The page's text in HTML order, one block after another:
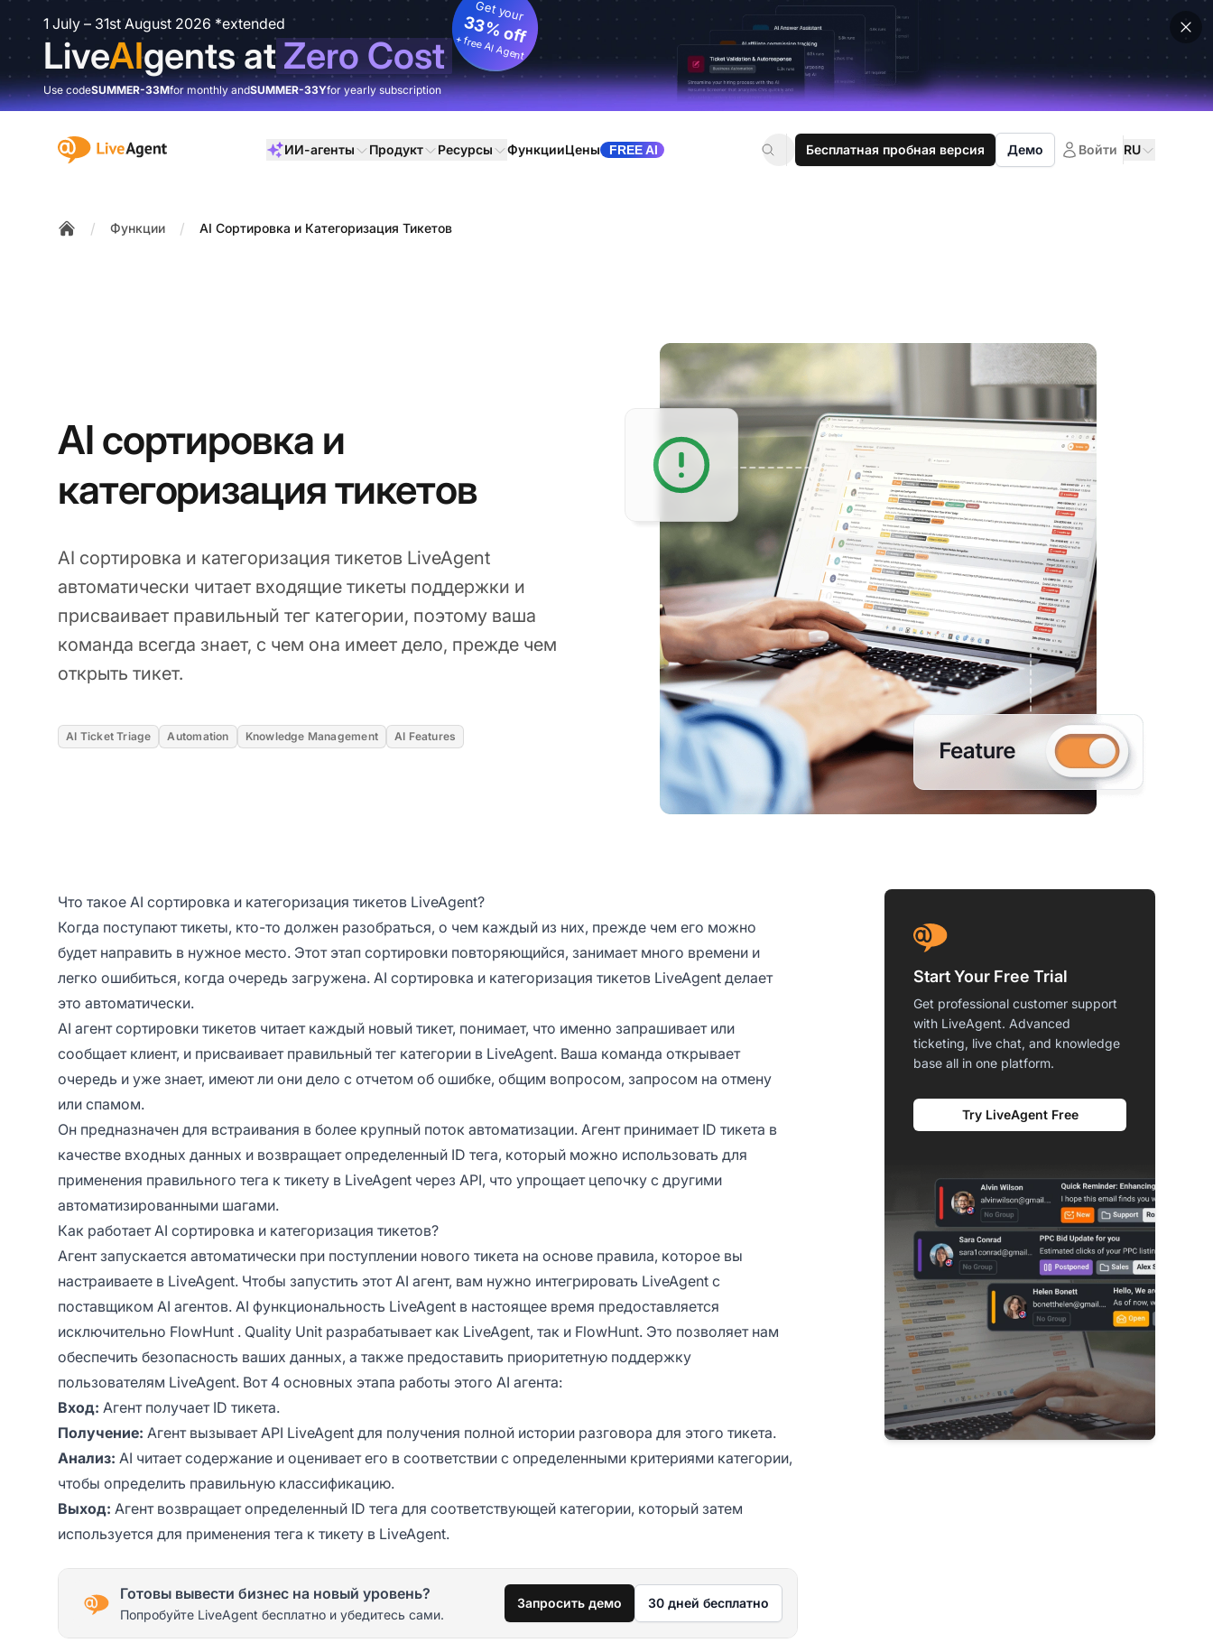
1 July – 31st August 2026 *extended
LiveAIgents atZero Cost
Get your
33% off
+ free AI Agent
Use codeSUMMER-33Mfor monthly andSUMMER-33Yfor yearly subscription
:site.title ИИ-агенты Продукт Ресурсы ФункцииЦены FREE AI Бесплатная пробная версия Демо Войти RU
/ Функции / AI Сортировка и Категоризация Тикетов
AI сортировка и
категоризация тикетов
AI сортировка и категоризация тикетов LiveAgent
автоматически читает входящие тикеты поддержки и
присваивает правильный тег категории, поэтому ваша
команда всегда знает, с чем она имеет дело, прежде чем
открыть тикет.
AI Ticket Triage Automation Knowledge Management AI Features
Что такое AI сортировка и категоризация тикетов LiveAgent?
Когда поступают тикеты, кто-то должен разобраться, о чем каждый из них, прежде чем его можно
будет направить в нужное место. Этот этап сортировки повторяющийся, занимает много времени и
легко ошибиться, когда очередь загружена. AI сортировка и категоризация тикетов LiveAgent делает
это автоматически.
AI агент сортировки тикетов читает каждый новый тикет, понимает, что именно запрашивает или
сообщает клиент, и присваивает правильный тег категории в LiveAgent. Ваша команда открывает
очередь и уже знает, имеют ли они дело с отчетом об ошибке, общим вопросом, запросом на отмену
или спамом.
Он предназначен для встраивания в более крупный поток автоматизации. Агент принимает ID тикета в
качестве входных данных и возвращает определенный ID тега, который можно использовать для
применения правильного тега к тикету в LiveAgent через API, что упрощает цепочку с другими
автоматизированными шагами.
Как работает AI сортировка и категоризация тикетов?
Агент запускается автоматически при поступлении нового тикета на основе правила, которое вы
настраиваете в LiveAgent. Чтобы запустить этот AI агент, вам нужно интегрировать LiveAgent с
поставщиком AI агентов. AI функциональность LiveAgent в настоящее время предоставляется
исключительно FlowHunt . Quality Unit разрабатывает как LiveAgent, так и FlowHunt. Это позволяет нам
обеспечить безопасность ваших данных, а также предоставить приоритетную поддержку
пользователям LiveAgent. Вот 4 основных этапа работы этого AI агента:
Вход: Агент получает ID тикета.
Получение: Агент вызывает API LiveAgent для получения полной истории разговора для этого тикета.
Анализ: AI читает содержание и оценивает его в соответствии с определенными критериями категории,
чтобы определить правильную классификацию.
Выход: Агент возвращает определенный ID тега для соответствующей категории, который затем
используется для применения тега к тикету в LiveAgent.
Готовы вывести бизнес на новый уровень?
Попробуйте LiveAgent бесплатно и убедитесь сами.
Запросить демо 30 дней бесплатно
Start Your Free Trial
Get professional customer support
with LiveAgent. Advanced
ticketing, live chat, and knowledge
base all in one platform.
Try LiveAgent Free